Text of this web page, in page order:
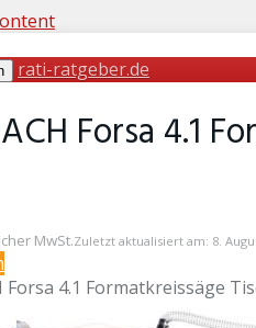
rati-ratgeber.de
Forsa 4.1
MwSt.Zuletzt aktualisiert am: 8.